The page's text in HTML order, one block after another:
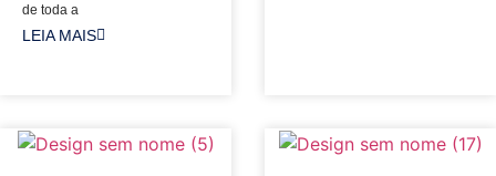
de toda a
LEIA MAIS